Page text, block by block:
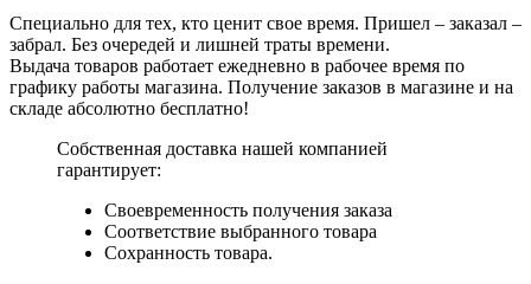
Специально для тех, кто ценит свое время. Пришел – заказал –
забрал. Без очередей и лишней траты времени.
Выдача товаров работает ежедневно в рабочее время по
графику работы магазина. Получение заказов в магазине и на
складе абсолютно бесплатно!
Собственная доставка нашей компанией
гарантирует:
Своевременность получения заказа
Соответствие выбранного товара
Сохранность товара.